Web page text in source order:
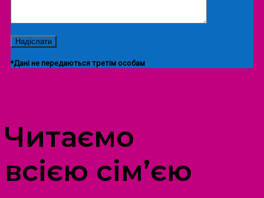
*Дані не передаються третім особам
Читаємо
всією сім’єю